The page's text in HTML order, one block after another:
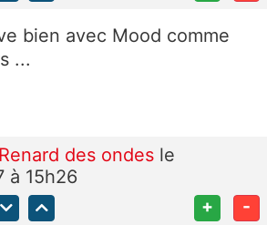
bien avec Mood comme
...
Renard des ondes le
à 15h26
+ -